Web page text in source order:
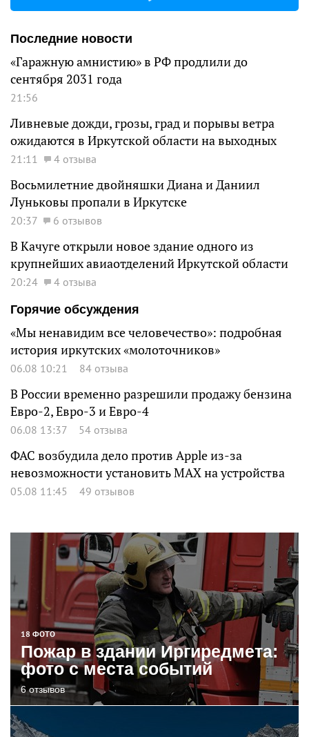
Последние новости
«Гаражную амнистию» в РФ продлили до
сентября 2031 года
21:56
Ливневые дожди, грозы, град и порывы ветра
ожидаются в Иркутской области на выходных
21:11 4 отзыва
Восьмилетние двойняшки Диана и Даниил
Луньковы пропали в Иркутске
20:37 6 отзывов
В Качуге открыли новое здание одного из
крупнейших авиаотделений Иркутской области
20:24
4 отзыва
Горячие обсуждения
«Мы ненавидим все человечество»: подробная
история иркутских «молоточников»
06.08 10:21 84 отзыва
В России временно разрешили продажу бензина
Евро-2, Евро-3 и Евро-4
06.08 13:37 54 отзыва
ФАС возбудила дело против Apple из-за
невозможности установить MAX на устройства
05.08 11:45 49 отзывов
18 ФОТО
Пожар в здании Иргиредмета:
фото с места событий
6 отзывов